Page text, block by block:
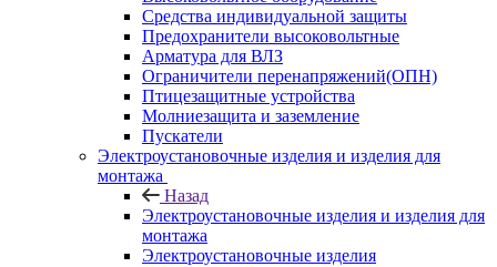
Средства индивидуальной защиты
Предохранители высоковольтные
Арматура для ВЛЗ
Ограничители перенапряжений(ОПН)
Птицезащитные устройства
Молниезащита и заземление
Пускатели
Электроустановочные изделия и изделия для
монтажа
Назад
Электроустановочные изделия и изделия для
монтажа
Электроустановочные изделия